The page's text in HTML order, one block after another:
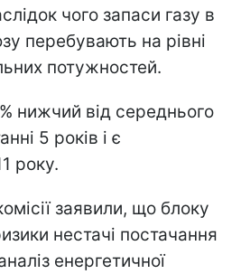
чого запаси газу в
перебувають на рівні
потужностей.
нижчий від середнього
5 років і є
року.
заявили, що блоку
нестачі постачання
енергетичної